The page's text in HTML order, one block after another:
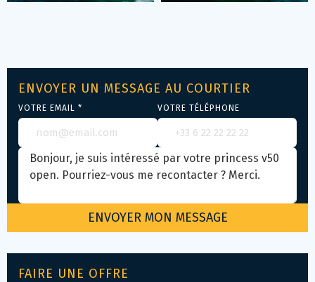
ENVOYER UN MESSAGE AU COURTIER
VOTRE EMAIL * VOTRE TÉLÉPHONE
FAIRE UNE OFFRE